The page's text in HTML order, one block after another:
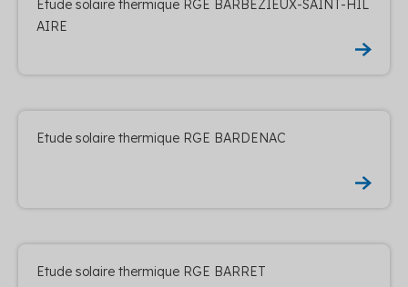
Etude solaire thermique RGE BARBEZIEUX-SAINT-HIL
AIRE
Etude solaire thermique RGE BARDENAC
Etude solaire thermique RGE BARRET